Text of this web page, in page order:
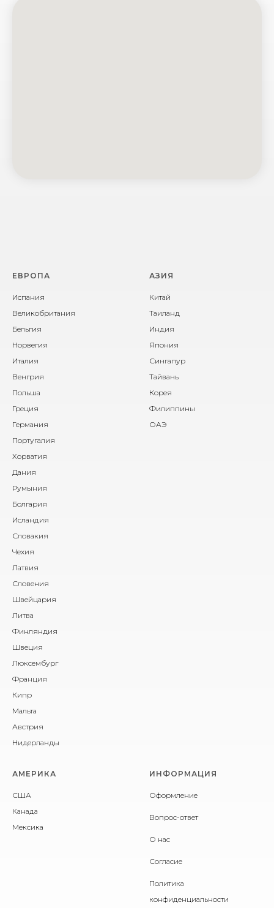
ЕВРОПА
Испания
Великобритания
Бельгия
Норвегия
Италия
Венгрия
Польша
Греция
Германия
Португалия
Хорватия
Дания
Румыния
Болгария
Исландия
Словакия
Чехия
Латвия
Словения
Швейцария
Литва
Финляндия
Швеция
Люксембург
Франция
Кипр
Мальта
Австрия
Нидерланды
АЗИЯ
Китай
Таиланд
Индия
Япония
Сингапур
Тайвань
Корея
Филиппины
ОАЭ
АМЕРИКА
США
Канада
Мексика
ИНФОРМАЦИЯ
Оформление
Вопрос-ответ
О нас
Согласие
Политика
конфиденциальности